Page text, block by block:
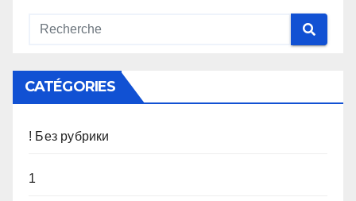
CATÉGORIES
! Без рубрики
1